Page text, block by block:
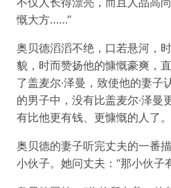
慨大方……”
奥贝德滔滔不绝，口若悬河，
貌，时而赞扬他的慷慨豪爽，
了盖麦尔·泽曼，致使他的妻子
的男子中，没有比盖麦尔·泽曼
有比他更有钱、更慷慨的人了。
奥贝德的妻子听完丈夫的一番
小伙子。她问丈夫：“那小伙子